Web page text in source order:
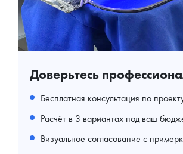
Доверьтесь
Бесплатная консультация по
Расчёт в 3 вариантах под ваш
Визуальное согласование с